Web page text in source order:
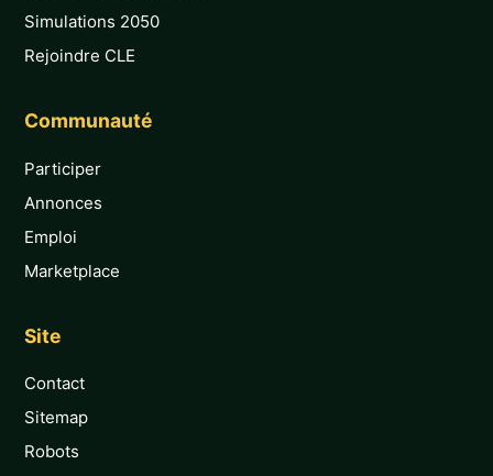
Simulations 2050
Rejoindre CLE
Communauté
Participer
Annonces
Emploi
Marketplace
Site
Contact
Sitemap
Robots